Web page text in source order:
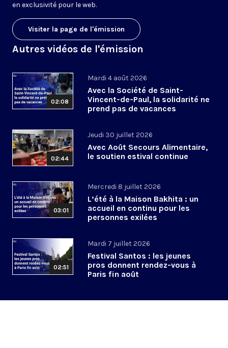
en exclusivité pour le web.
Visiter la page de l'émission
Autres vidéos de l'émission
02:08
Mardi 4 août 2026
Avec la Société de Saint-
Vincent-de-Paul, la solidarité ne
prend pas de vacances
02:44
Jeudi 30 juillet 2026
Avec Août Secours Alimentaire,
le soutien estival continue
03:01
Mercredi 8 juillet 2026
L’été à la Maison Bakhita : un
accueil en continu pour les
personnes exilées
02:51
Mardi 7 juillet 2026
Festival Santos : les jeunes
pros donnent rendez-vous à
Paris fin août